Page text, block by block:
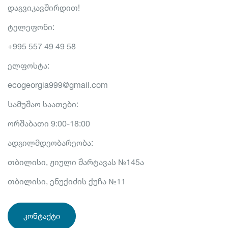
დაგვიკავშირდით!
ტელეფონი:
+995 557 49 49 58
ელფოსტა:
ecogeorgia999@gmail.com
Სამუშაო საათები:
ორშაბათი 9:00-18:00
ადგილმდეობარეობა:
თბილისი, ჟიული შარტავას №145ა
თბილისი, ენუქიძის ქუჩა №11
ᲙᲝᲜᲢᲐᲥᲢᲘ